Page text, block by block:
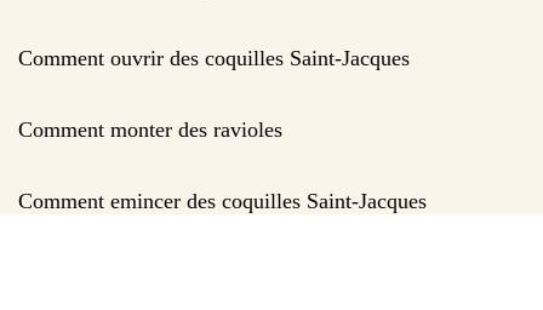
Comment ouvrir des coquilles Saint-Jacques
Comment monter des ravioles
Comment emincer des coquilles Saint-Jacques